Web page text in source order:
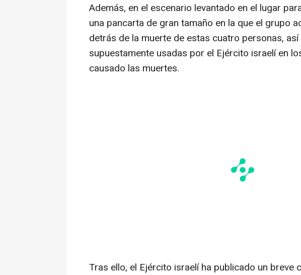
Además, en el escenario levantado en el lugar
una pancarta de gran tamaño en la que el grupo
detrás de la muerte de estas cuatro personas,
supuestamente usadas por el Ejército israelí en
causado las muertes.
Tras ello, el Ejército israelí ha publicado un breve